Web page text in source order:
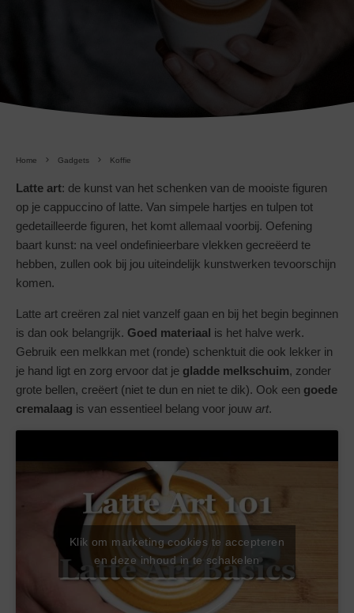
Home Gadgets Koffie
Latte art: de kunst van het schenken van de mooiste figuren
op je cappuccino of latte. Van simpele hartjes en tulpen tot
gedetailleerde figuren, het komt allemaal voorbij. Oefening
baart kunst: na veel ondefinieerbare vlekken gecreëerd te
hebben, zullen ook bij jou uiteindelijk kunstwerken tevoorschijn
komen.
Latte art creëren zal niet vanzelf gaan en bij het begin beginnen
is dan ook belangrijk. Goed materiaal is het halve werk.
Gebruik een melkkan met (ronde) schenktuit die ook lekker in
je hand ligt en zorg ervoor dat je gladde melkschuim, zonder
grote bellen, creëert (niet te dun en niet te dik). Ook een goede
cremalaag is van essentieel belang voor jouw art.
Klik om marketing cookies te accepteren
en deze inhoud in te schakelen